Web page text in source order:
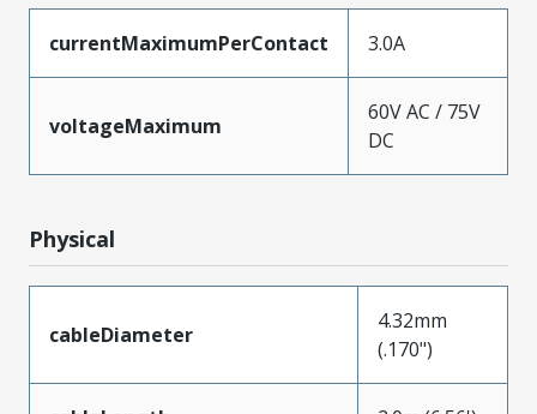
currentMaximumPerContact 3.0A
voltageMaximum
60V AC / 75V
DC
Physical
cableDiameter
4.32mm
(.170")